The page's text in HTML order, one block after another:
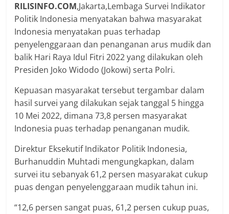
RILISINFO.COM,Jakarta,Lembaga Survei Indikator
Politik Indonesia menyatakan bahwa masyarakat
Indonesia menyatakan puas terhadap
penyelenggaraan dan penanganan arus mudik dan
balik Hari Raya Idul Fitri 2022 yang dilakukan oleh
Presiden Joko Widodo (Jokowi) serta Polri.
Kepuasan masyarakat tersebut tergambar dalam
hasil survei yang dilakukan sejak tanggal 5 hingga
10 Mei 2022, dimana 73,8 persen masyarakat
Indonesia puas terhadap penanganan mudik.
Direktur Eksekutif Indikator Politik Indonesia,
Burhanuddin Muhtadi mengungkapkan, dalam
survei itu sebanyak 61,2 persen masyarakat cukup
puas dengan penyelenggaraan mudik tahun ini.
“12,6 persen sangat puas, 61,2 persen cukup puas,